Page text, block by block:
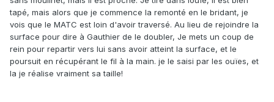
tapé, mais alors que je commence la remonté en le bridant, je
vois que le MATC est loin d'avoir traversé. Au lieu de rejoindre la
surface pour dire à Gauthier de le doubler, Je mets un coup de
rein pour repartir vers lui sans avoir atteint la surface, et le
poursuit en récupérant le fil à la main. je le saisi par les ouïes, et
la je réalise vraiment sa taille!